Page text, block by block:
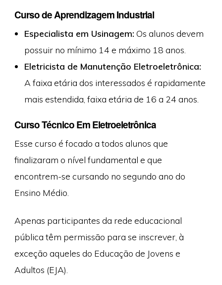
Curso de Aprendizagem Industrial
Especialista em Usinagem: Os alunos devem
possuir no mínimo 14 e máximo 18 anos.
Eletricista de Manutenção Eletroeletrônica:
A faixa etária dos interessados é rapidamente
mais estendida, faixa etária de 16 a 24 anos.
Curso Técnico Em Eletroeletrônica
Esse curso é focado a todos alunos que
finalizaram o nível fundamental e que
encontrem-se cursando no segundo ano do
Ensino Médio.
Apenas participantes da rede educacional
pública têm permissão para se inscrever, à
exceção aqueles do Educação de Jovens e
Adultos (EJA).